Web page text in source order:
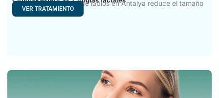
Cirugía de reducción de labios en Antalya reduce el tamaño
VER TRATAMIENTO